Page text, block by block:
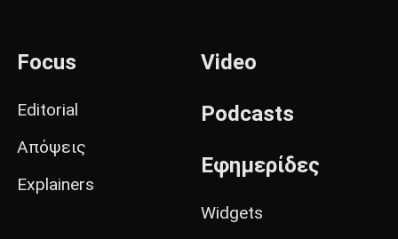
Focus
Editorial
Απόψεις
Explainers
Video
Podcasts
Εφημερίδες
Widgets